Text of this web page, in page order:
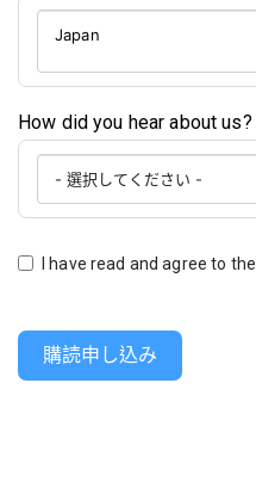
Japan
How did you hear about us?
I have read and agree to the
購読申し込み